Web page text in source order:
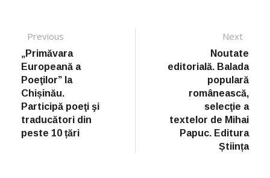
Post navigation
Previous
„Primăvara
Europeană a
Poeţilor” la
Chișinău.
Participă poeţi şi
traducători din
peste 10 țări
Next
Noutate
editorială. Balada
populară
românească,
selecţie a
textelor de Mihai
Papuc. Editura
Știința